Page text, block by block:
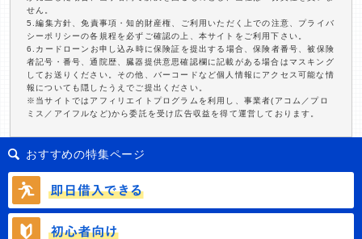
せん。
5.編集方針、免責事項・知的財産権、ご利用いただく上での注意、プライバ
シーポリシーの各規程を必ずご確認の上、本サイトをご利用下さい。
6.カードローンお申し込み時に保険証を提出する場合、保険者番号、被保険
者記号・番号、通院歴、臓器提供意思確認欄に記載がある場合はマスキング
してお送りください。その他、バーコードなど個人情報にアクセス可能な情
報についても隠したうえでご提出ください。
※当サイトではアフィリエイトプログラムを利用し、事業者(アコム／プロ
ミス／アイフルなど)から委託を受け広告収益を得て運営しております。
おすすめの特集ページ